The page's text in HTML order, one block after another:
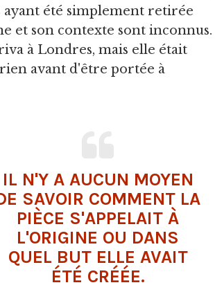
ayant été simplement retirée
et son contexte sont inconnus.
à Londres, mais elle était
avant d'être portée à
IL N'Y A AUCUN MOYEN
SAVOIR COMMENT LA
PIÈCE S'APPELAIT À
L'ORIGINE OU DANS
QUEL BUT ELLE AVAIT
ÉTÉ CRÉÉE.